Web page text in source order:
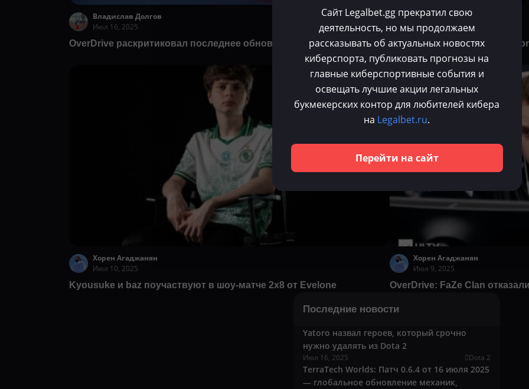
Владислав Долгов
Июл 16, 2025
OverDrive раскритиковал последнее обновление в CS 2
Хорен Агаджанян
Июл 14, 2025
OverDrive: «Не думаю, что
как kyousuke»
CS 2
Хорен Агаджанян
Июл 10, 2025
Kyousuke и baz поучаствуют в шоу-матче 2х8 от Evelone
Хорен Агаджанян
Июл 9, 2025
OverDrive: FaZe Clan
Последние новости
Yatoro назвал героев, который срочно
нужно удалять из Dota 2
Июл 16, 2025 Dota 2
TerraTech Worlds: Патч 0.6.4 от 16 июля 2025
— глобальное обновление механик,
Сайт Legalbet.gg прекратил свою
деятельность, но мы продолжаем
рассказывать об актуальных новостях
киберспорта, публиковать прогнозы на
главные киберспортивные события и
освещать лучшие акции легальных
букмекерских контор для любителей кибера
на Legalbet.ru.
Перейти на сайт